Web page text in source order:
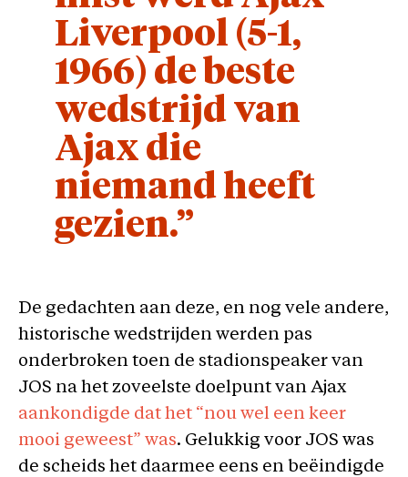
Liverpool (5-1,
1966) de beste
wedstrijd van
Ajax die
niemand heeft
gezien.”
De gedachten aan deze, en nog vele andere,
historische wedstrijden werden pas
onderbroken toen de stadionspeaker van
JOS na het zoveelste doelpunt van Ajax
aankondigde dat het “nou wel een keer
mooi geweest” was. Gelukkig voor JOS was
de scheids het daarmee eens en beëindigde